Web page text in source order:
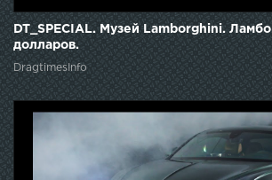
DT_SPECIAL. Музей Lamborghini.
долларов.
DragtimesInfo